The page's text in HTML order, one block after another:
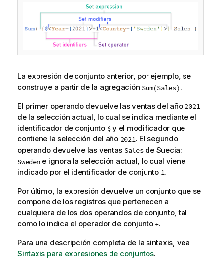
La expresión de conjunto anterior, por ejemplo, se
construye a partir de la agregación Sum(Sales).
El primer operando devuelve las ventas del año 2021
de la selección actual, lo cual se indica mediante el
identificador de conjunto $y el modificador que
contiene la selección del año 2021. El segundo
operando devuelve las ventas Salesde Suecia:
Swedene ignora la selección actual, lo cual viene
indicado por el identificador de conjunto 1.
Por último, la expresión devuelve un conjunto que se
compone de los registros que pertenecen a
cualquiera de los dos operandos de conjunto, tal
como lo indica el operador de conjunto +.
Para una descripción completa de la sintaxis, vea
Sintaxis para expresiones de conjuntos.